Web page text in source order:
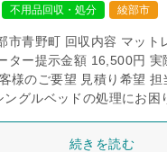
不用品回収・処分 綾部市
市青野町 回収内容 マット
ター提示金額 16,500円 実
様のご要望 見積り希望 担
ングルベッドの処理にお
続きを読む